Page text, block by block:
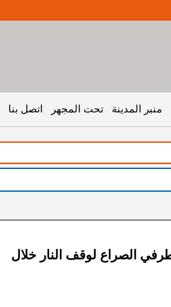
منبر المدينة تحت المجهر اتصل بنا
الصراع لوقف النار خلال